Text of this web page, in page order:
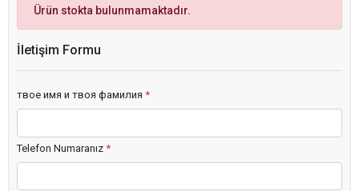
Ürün stokta bulunmamaktadır.
İletişim Formu
твое имя и твоя фамилия *
Telefon Numaranız *